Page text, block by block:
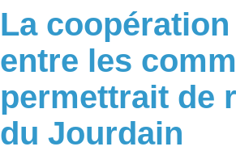
La
entre les
permettrait de
du Jourdain